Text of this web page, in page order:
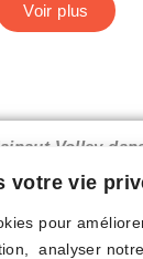
votre vie
pour
analyser
Voir plus
Volley